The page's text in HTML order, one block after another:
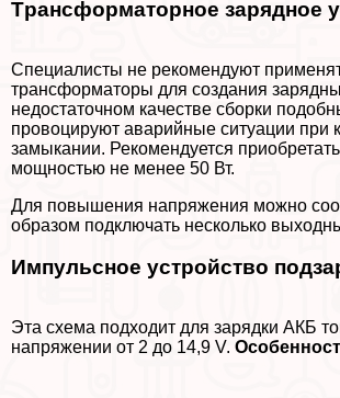
Tрaнcформаторное зарядное
Специалисты не рекомендуют
трaнcформаторы для создания
недостаточном качестве сборки
провоцируют аварийные ситуации при
замыкании. Рекомендуется
мощностью не менее 50 Вт.
Для повышения напряжения можно
образом подключать несколько
Импульсное устройство
Эта схема подходит для зарядки АКБ
напряжении от 2 до 14,9 V.